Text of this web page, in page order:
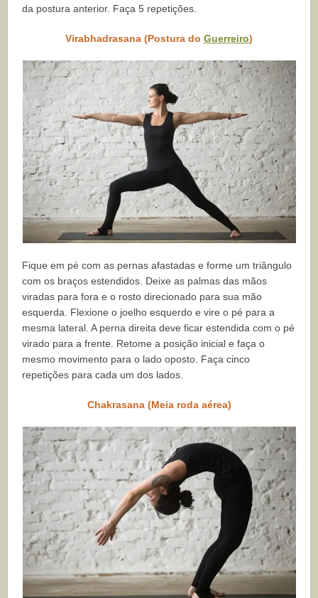
da postura anterior. Faça 5 repetições.
Virabhadrasana (Postura do Guerreiro)
Fique em pé com as pernas afastadas e forme um triângulo
com os braços estendidos. Deixe as palmas das mãos
viradas para fora e o rosto direcionado para sua mão
esquerda. Flexione o joelho esquerdo e vire o pé para a
mesma lateral. A perna direita deve ficar estendida com o pé
virado para a frente. Retome a posição inicial e faça o
mesmo movimento para o lado oposto. Faça cinco
repetições para cada um dos lados.
Chakrasana (Meia roda aérea)